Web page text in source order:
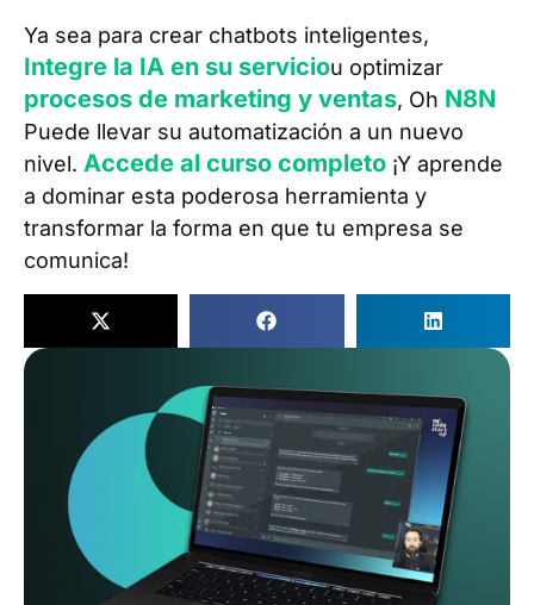
Ya sea para crear chatbots inteligentes,
Integre la IA en su serviciou optimizar
procesos de marketing y ventas, Oh N8N
Puede llevar su automatización a un nuevo
nivel. Accede al curso completo ¡Y aprende
a dominar esta poderosa herramienta y
transformar la forma en que tu empresa se
comunica!